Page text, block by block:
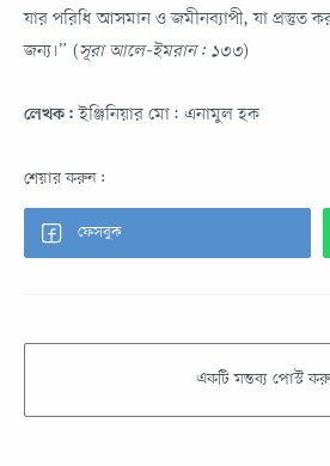
যার পরিধি আসমান ও জমীনব্যাপী, যা প্রস্তুত
জন্য।” (সূরা আলে-ইমরান: ১৩৩)
লেখক: ইঞ্জিনিয়ার মো: এনামুল হক